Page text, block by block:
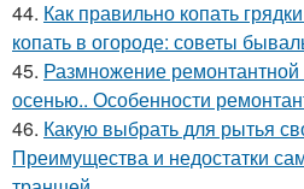
44. Как правильно копать
копать в огороде: советы
45. Размножение
осенью.. Особенности
46. Какую выбрать для рытья
Преимущества и недостатки